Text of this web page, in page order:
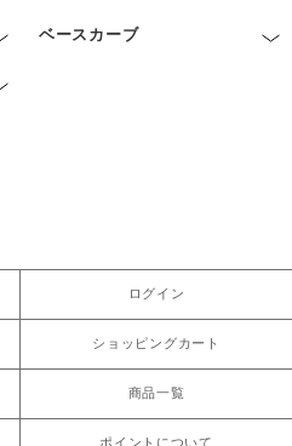
ベースカーブ
ログイン
ショッピングカート
商品一覧
ポイントについて